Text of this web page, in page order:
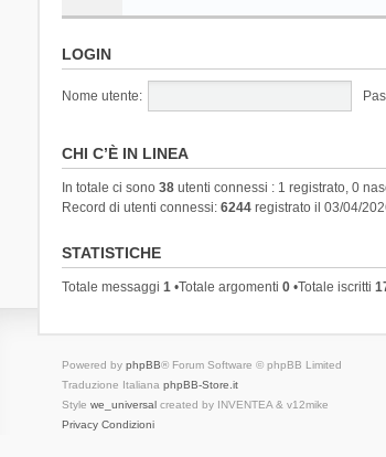
LOGIN
Nome utente:
CHI C’È IN LINEA
In totale ci sono 38utenti connessi : 1 registrato, 0
Record di utenti connessi: 6244registrato il 03/04/
STATISTICHE
Totale messaggi 1•Totale argomenti 0•Totale iscritti
Powered by phpBB® Forum Software © phpBB Limited
Traduzione Italiana phpBB-Store.it
Style we_universalcreated by INVENTEA & v12mike
Privacy Condizioni